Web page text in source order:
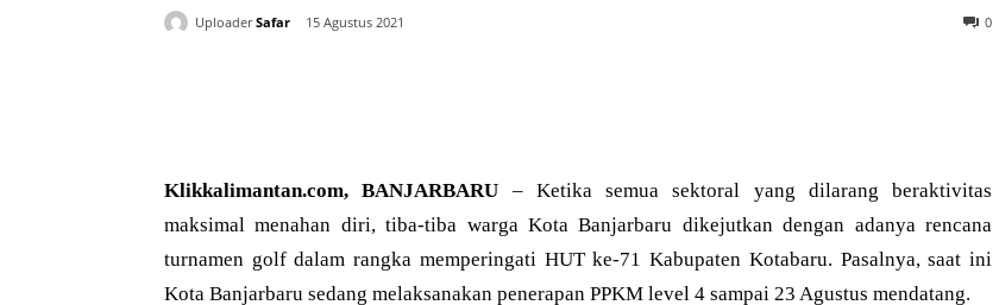
Uploader Safar 15 Agustus 2021 0
Klikkalimantan.com, BANJARBARU – Ketika semua sektoral yang dilarang beraktivitas
maksimal menahan diri, tiba-tiba warga Kota Banjarbaru dikejutkan dengan adanya rencana
turnamen golf dalam rangka memperingati HUT ke-71 Kabupaten Kotabaru. Pasalnya, saat ini
Kota Banjarbaru sedang melaksanakan penerapan PPKM level 4 sampai 23 Agustus mendatang.